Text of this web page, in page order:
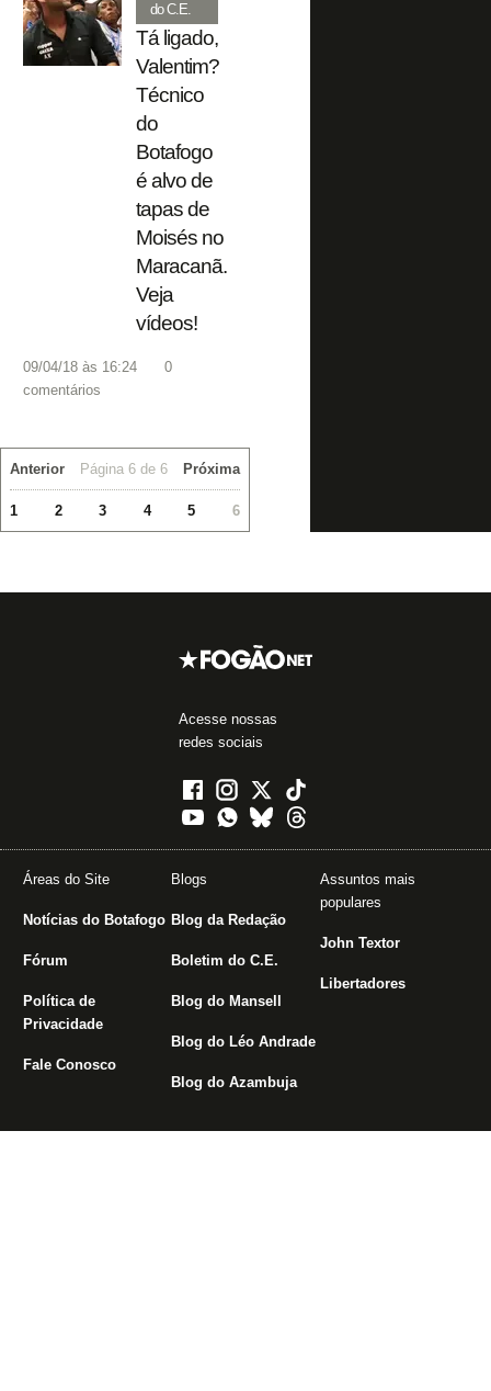
do C.E.
Tá ligado,
Valentim?
Técnico
do
Botafogo
é alvo de
tapas de
Moisés no
Maracanã.
Veja
vídeos!
09/04/18 às 16:24
0
comentários
Anterior Página 6 de 6 Próxima
1 2 3 4 5 6
Acesse nossas
redes sociais
Áreas do Site
Notícias do Botafogo
Fórum
Política de
Privacidade
Fale Conosco
Blogs
Blog da Redação
Boletim do C.E.
Blog do Mansell
Blog do Léo Andrade
Blog do Azambuja
Assuntos mais
populares
John Textor
Libertadores